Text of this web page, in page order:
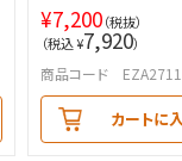
¥7,200（税抜）
（税込 ¥7,920）
商品コード
カートに